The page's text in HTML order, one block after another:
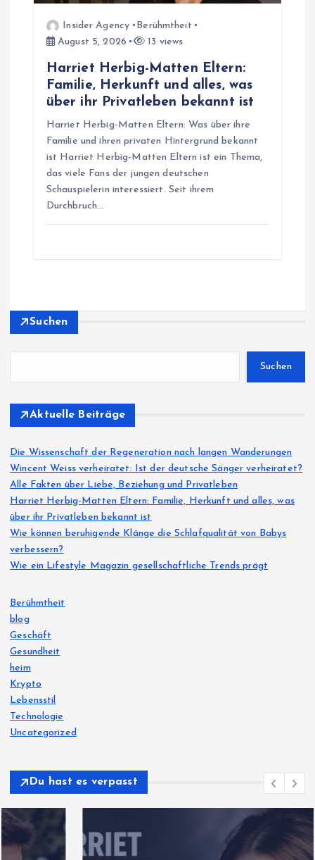
Insider Agency
Berühmtheit
August 5, 2026
13 views
Harriet Herbig-Matten Eltern:
Familie, Herkunft und alles, was
über ihr Privatleben bekannt ist
Harriet Herbig-Matten Eltern: Was über ihre
Familie und ihren privaten Hintergrund bekannt
ist Harriet Herbig-Matten Eltern ist ein Thema,
das viele Fans der jungen deutschen
Schauspielerin interessiert. Seit ihrem
Durchbruch…
Suchen
Suchen
Aktuelle Beiträge
Die Wissenschaft der Regeneration nach langen Wanderungen
Wincent Weiss verheiratet: Ist der deutsche Sänger verheiratet?
Alle Fakten über Liebe, Beziehung und Privatleben
Harriet Herbig-Matten Eltern: Familie, Herkunft und alles, was
über ihr Privatleben bekannt ist
Wie können beruhigende Klänge die Schlafqualität von Babys
verbessern?
Wie ein Lifestyle Magazin gesellschaftliche Trends prägt
Berühmtheit
blog
Geschäft
Gesundheit
heim
Krypto
Lebensstil
Technologie
Uncategorized
Du hast es verpasst